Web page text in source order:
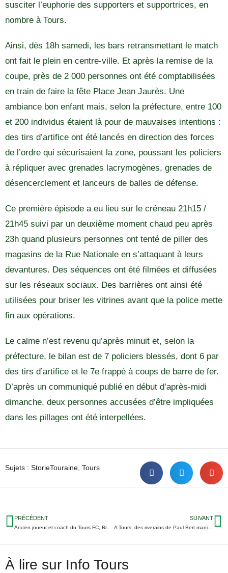
susciter l’euphorie des supporters et supportrices, en
nombre à Tours.
Ainsi, dès 18h samedi, les bars retransmettant le match
ont fait le plein en centre-ville. Et après la remise de la
coupe, près de 2 000 personnes ont été comptabilisées
en train de faire la fête Place Jean Jaurès. Une
ambiance bon enfant mais, selon la préfecture, entre 100
et 200 individus étaient là pour de mauvaises intentions :
des tirs d’artifice ont été lancés en direction des forces
de l’ordre qui sécurisaient la zone, poussant les policiers
à répliquer avec grenades lacrymogènes, grenades de
désencerclement et lanceurs de balles de défense.
Ce première épisode a eu lieu sur le créneau 21h15 /
21h45 suivi par un deuxième moment chaud peu après
23h quand plusieurs personnes ont tenté de piller des
magasins de la Rue Nationale en s’attaquant à leurs
devantures. Des séquences ont été filmées et diffusées
sur les réseaux sociaux. Des barrières ont ainsi été
utilisées pour briser les vitrines avant que la police mette
fin aux opérations.
Le calme n’est revenu qu’après minuit et, selon la
préfecture, le bilan est de 7 policiers blessés, dont 6 par
des tirs d’artifice et le 7e frappé à coups de barre de fer.
D’après un communiqué publié en début d’après-midi
dimanche, deux personnes accusées d’être impliquées
dans les pillages ont été interpellées.
Sujets : StorieTouraine Tours
PRÉCÉDENT
Ancien joueur et coach du Tours FC, Bryan Bergougnoux est mort à 43 ans
SUIVANT
A Tours, des riverains de Paul Bert manifestent contre les vitesses excessives
À lire sur Info Tours